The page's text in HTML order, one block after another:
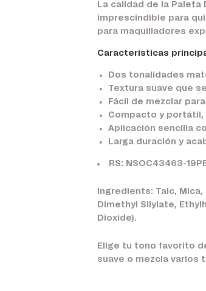
La calidad de la
imprescindible para
para maquilladores
Características
Dos tonalidades
Textura suave que
Fácil de mezclar
Compacto y portátil,
Aplicación sencilla
Larga duración y
RS: NSOC43463-
Ingredients: Talc,
Dimethyl Silylate,
Dioxide).
Elige tu tono favorito
suave o mezcla varios